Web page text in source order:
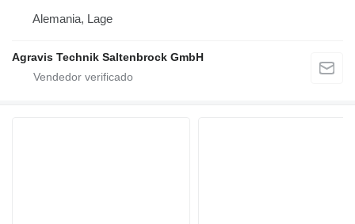
Alemania, Lage
Agravis Technik Saltenbrock GmbH